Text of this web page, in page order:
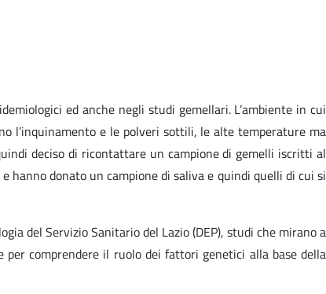
ed anche negli studi gemellari. L’ambiente in cui
l’inquinamento e le polveri sottili, le alte temperature ma
deciso di ricontattare un campione di gemelli iscritti al
donato un campione di saliva e quindi quelli di cui si
del Servizio Sanitario del Lazio (DEP), studi che mirano a
comprendere il ruolo dei fattori genetici alla base della